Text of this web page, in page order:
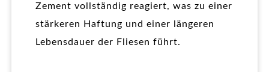
Zement vollständig reagiert, was zu einer
stärkeren Haftung und einer längeren
Lebensdauer der Fliesen führt.